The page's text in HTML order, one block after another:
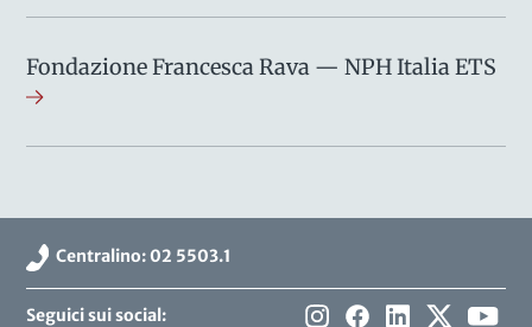
Fondazione Francesca Rava — NPH Italia ETS
Centralino: 02 5503.1
Seguici sui social: